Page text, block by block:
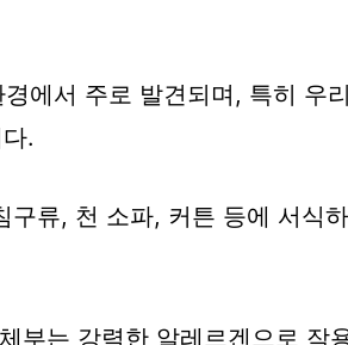
에서 주로 발견되며, 특히 우
.
구류, 천 소파, 커튼 등에 서식
부는 강력한 알레르겐으로 작